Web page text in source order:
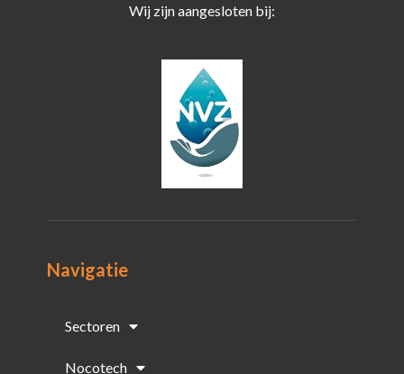
Wij zijn aangesloten bij:
Navigatie
Sectoren
Nocotech